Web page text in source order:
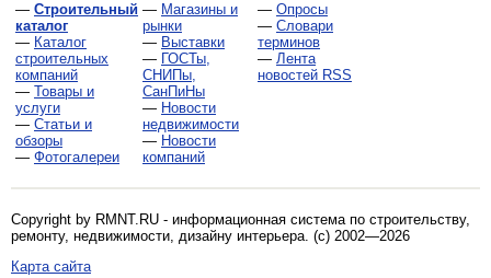
— Строительный
каталог
— Каталог
строительных
компаний
— Товары и
услуги
— Статьи и
обзоры
— Фотогалереи
— Магазины и
рынки
— Выставки
— ГОСТы,
СНИПы,
СанПиНы
— Новости
недвижимости
— Новости
компаний
— Опросы
— Словари
терминов
— Лента
новостей RSS
Copyright by RMNT.RU - информационная система по строительству,
ремонту, недвижимости, дизайну интерьера. (c) 2002—2026
Карта сайта